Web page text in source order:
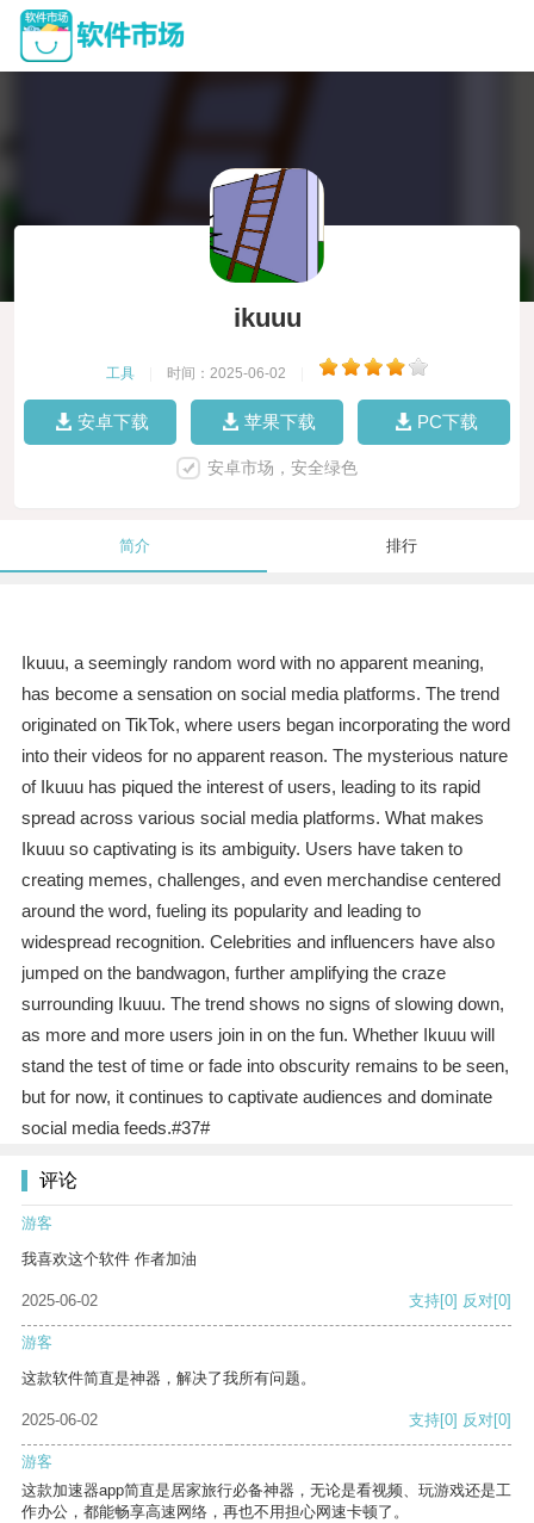
ikuuu
工具 时间：2025-06-02
安卓下载 苹果下载 PC下载
安卓市场，安全绿色
简介 排行
Ikuuu, a seemingly random word with no apparent meaning,
has become a sensation on social media platforms. The trend
originated on TikTok, where users began incorporating the word
into their videos for no apparent reason. The mysterious nature
of Ikuuu has piqued the interest of users, leading to its rapid
spread across various social media platforms. What makes
Ikuuu so captivating is its ambiguity. Users have taken to
creating memes, challenges, and even merchandise centered
around the word, fueling its popularity and leading to
widespread recognition. Celebrities and influencers have also
jumped on the bandwagon, further amplifying the craze
surrounding Ikuuu. The trend shows no signs of slowing down,
as more and more users join in on the fun. Whether Ikuuu will
stand the test of time or fade into obscurity remains to be seen,
but for now, it continues to captivate audiences and dominate
social media feeds.#37#
评论
游客
我喜欢这个软件 作者加油
2025-06-02 支持[0] 反对[0]
游客
这款软件简直是神器，解决了我所有问题。
2025-06-02 支持[0] 反对[0]
游客
这款加速器app简直是居家旅行必备神器，无论是看视频、玩游戏还是工
作办公，都能畅享高速网络，再也不用担心网速卡顿了。